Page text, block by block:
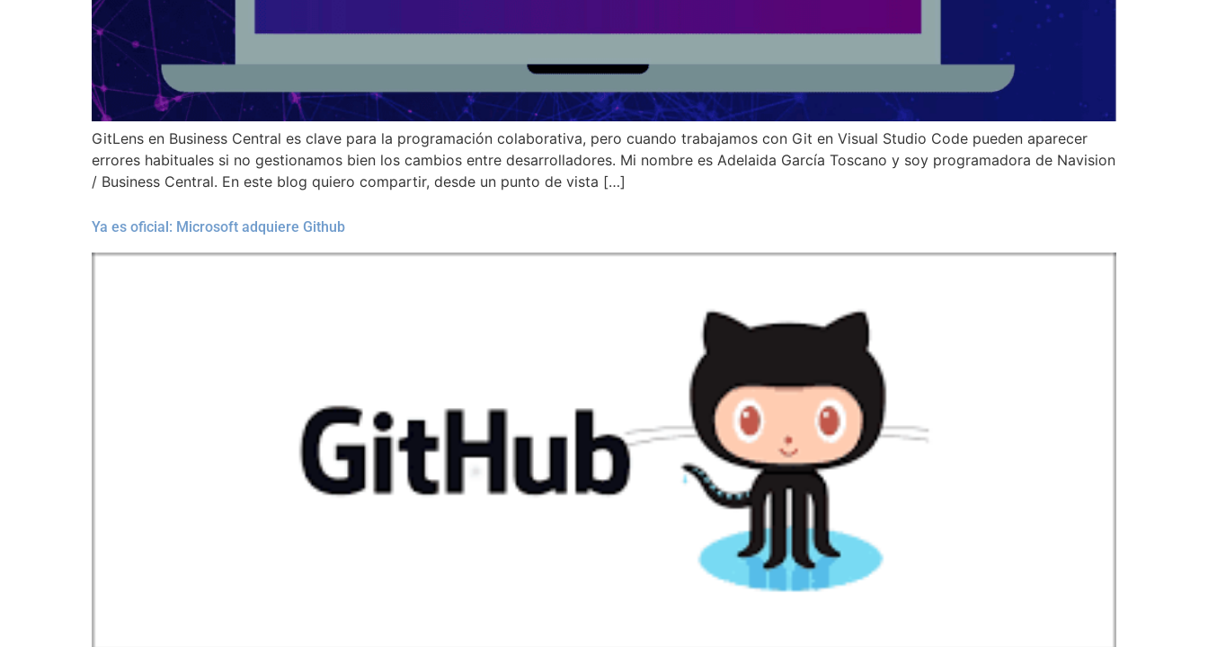
GitLens en Business Central es clave para la programación colaborativa, pero cuando trabajamos con Git en Visual Studio Code pueden aparecer
errores habituales si no gestionamos bien los cambios entre desarrolladores. Mi nombre es Adelaida García Toscano y soy programadora de Navision
/ Business Central. En este blog quiero compartir, desde un punto de vista […]
Ya es oficial: Microsoft adquiere Github